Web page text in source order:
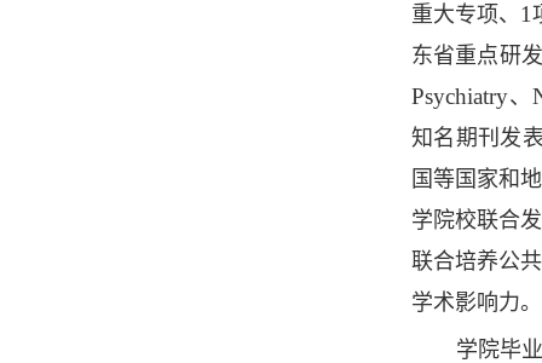
重大专项、 1
东省重点研
Psychiatry、
知名期刊发
国等国家和
学院校联合
联合培养公
学术影响力。
学院毕